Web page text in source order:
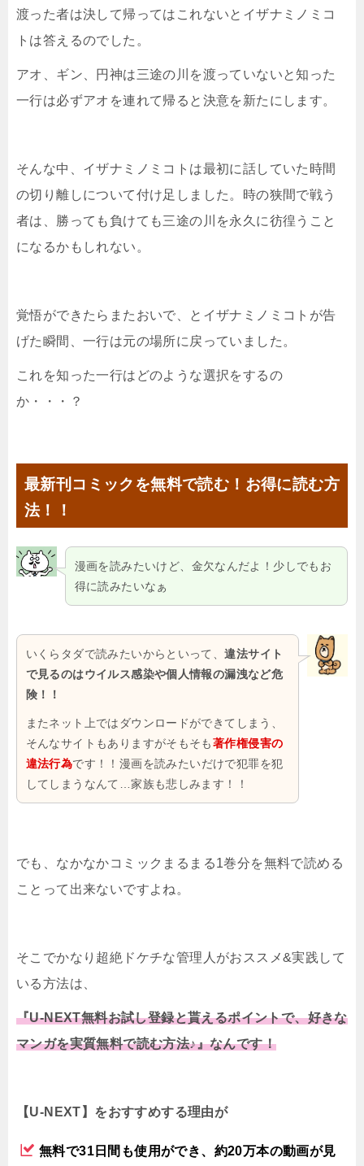
渡った者は決して帰ってはこれないとイザナミノミコ
トは答えるのでした。
アオ、ギン、円神は三途の川を渡っていないと知った
一行は必ずアオを連れて帰ると決意を新たにします。
そんな中、イザナミノミコトは最初に話していた時間
の切り離しについて付け足しました。時の狭間で戦う
者は、勝っても負けても三途の川を永久に彷徨うこと
になるかもしれない。
覚悟ができたらまたおいで、とイザナミノミコトが告
げた瞬間、一行は元の場所に戻っていました。
これを知った一行はどのような選択をするの
か・・・？
最新刊コミックを無料で読む！お得に読む方
法！！
漫画を読みたいけど、金欠なんだよ！少しでもお
得に読みたいなぁ
いくらタダで読みたいからといって、違法サイト
で見るのはウイルス感染や個人情報の漏洩など危
険！！
またネット上ではダウンロードができてしまう、
そんなサイトもありますがそもそも著作権侵害の
違法行為です！！漫画を読みたいだけで犯罪を犯
してしまうなんて…家族も悲しみます！！
でも、なかなかコミックまるまる1巻分を無料で読める
ことって出来ないですよね。
そこでかなり超絶ドケチな管理人がおススメ&実践して
いる方法は、
『U-NEXT無料お試し登録と貰えるポイントで、好きな
マンガを実質無料で読む方法♪』なんです！
【U-NEXT】をおすすめする理由が
無料で31日間も使用ができ、約20万本の動画が見